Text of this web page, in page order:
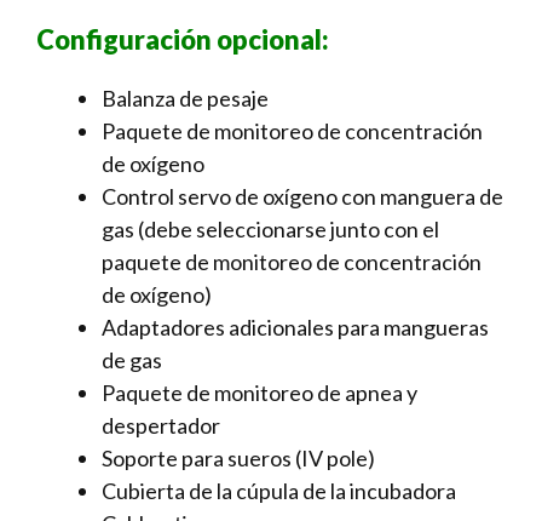
Configuración opcional:
Balanza de pesaje
Paquete de monitoreo de concentración
de oxígeno
Control servo de oxígeno con manguera de
gas (debe seleccionarse junto con el
paquete de monitoreo de concentración
de oxígeno)
Adaptadores adicionales para mangueras
de gas
Paquete de monitoreo de apnea y
despertador
Soporte para sueros (IV pole)
Cubierta de la cúpula de la incubadora